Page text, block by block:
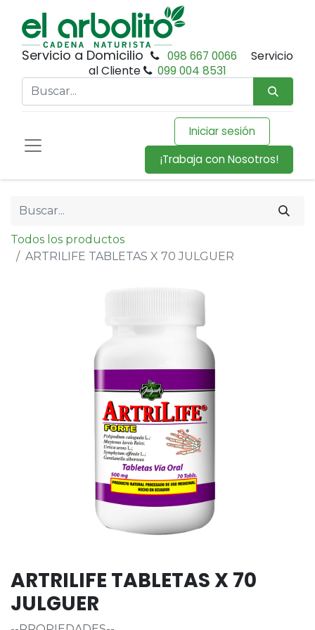
Servicio a Domicilio 098 667 0066
Servicio
al Cliente
099 004 8531
Iniciar sesión
¡Trabaja con Nosotros!
Todos los productos
ARTRILIFE TABLETAS X 70 JULGUER
ARTRILIFE TABLETAS X 70
JULGUER